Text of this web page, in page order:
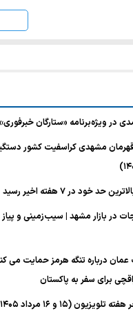
در ویژه‌برنامه «ستارگان خبرفوری»
مشهدی کراسفیت کشور
خود در ۷ هفته اخیر رسید
در بازار مشهد | سیب‌زمینی و
عمان درباره تنگه هرمز حمایت می
برای سفر به پاکستان